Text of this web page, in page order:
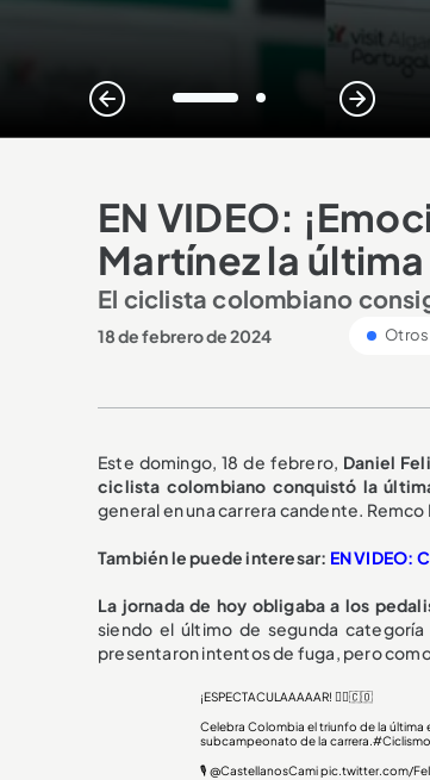
1 2
EN VIDEO:
Martínez la
El ciclista colombiano
18 de febrero de 2024
Este domingo, 18 de febrero, Daniel
ciclista colombiano conquistó la
general en una carrera candente.
También le puede interesar: EN VIDEO:
La jornada de hoy obligaba a los
siendo el último de segunda
presentaron intentos de fuga, pero
¡ESPECTACULAAAAAR! 🚴‍♂️🇨🇴
Celebra Colombia el triunfo de la última
subcampeonato de la carrera.
🎙️ @CastellanosCami pic.twitter.com/